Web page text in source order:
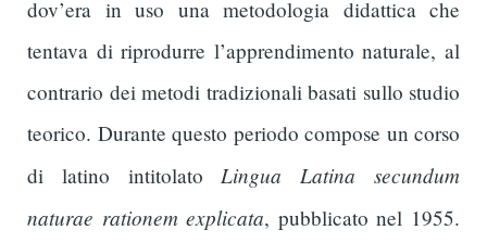
dov’era in uso una metodologia didattica che
tentava di riprodurre l’apprendimento naturale, al
contrario dei metodi tradizionali basati sullo studio
teorico. Durante questo periodo compose un corso
di latino intitolato Lingua Latina secundum
naturae rationem explicata, pubblicato nel 1955.